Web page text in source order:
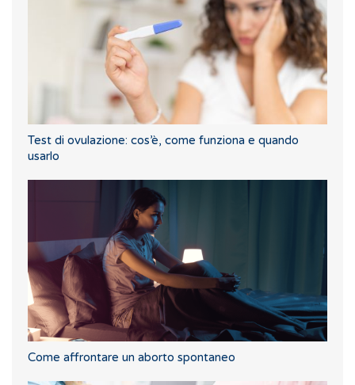
Test di ovulazione: cos’è, come funziona e quando
usarlo
Come affrontare un aborto spontaneo